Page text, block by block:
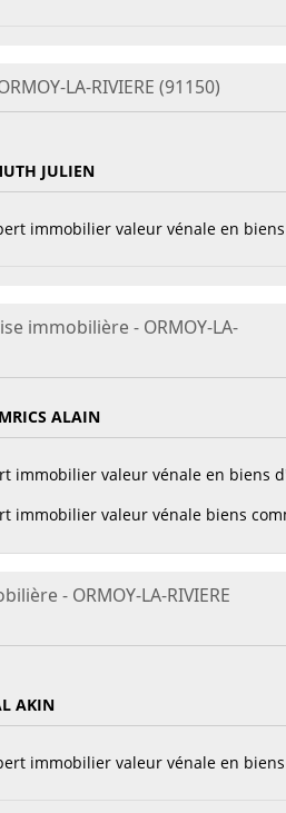
LA-RIVIERE (91150)
JULIEN
immobilier valeur vénale en
immobilière - ORMOY-LA-
ALAIN
immobilier valeur vénale en biens
immobilier valeur vénale biens
- ORMOY-LA-RIVIERE
AKIN
immobilier valeur vénale en